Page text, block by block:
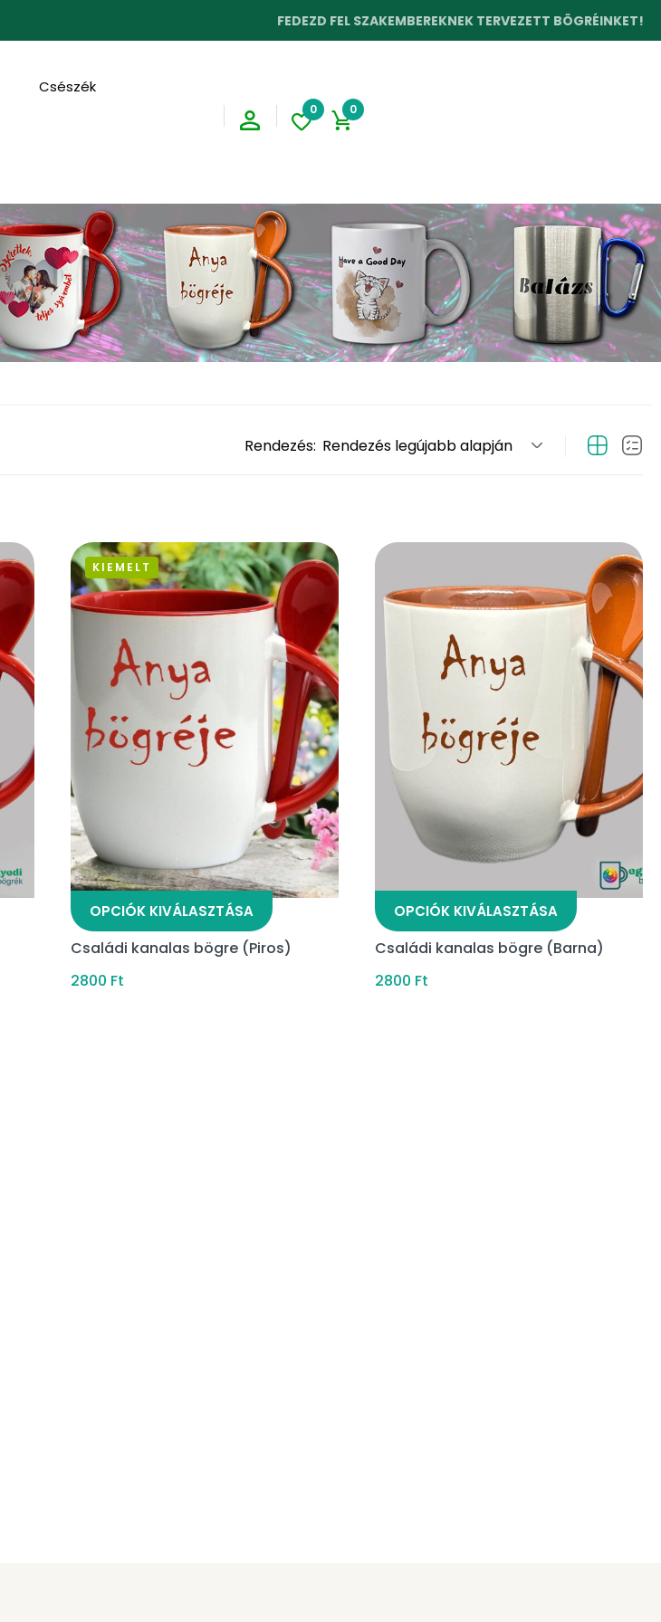
FEDEZD FEL SZAKEMBEREKNEK TERVEZETT BÖGRÉINKET!
Csészék
0 0
Rendezés: Rendezés legújabb alapján
KIEMELT
OPCIÓK KIVÁLASZTÁSA
Családi kanalas bögre (Piros)
2800 Ft
OPCIÓK KIVÁLASZTÁSA
Családi kanalas bögre (Barna)
2800 Ft